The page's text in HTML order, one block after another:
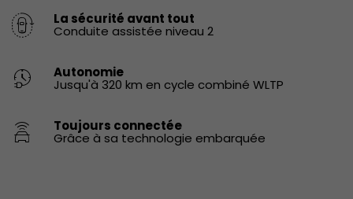
La sécurité avant tout
Conduite assistée niveau 2
Autonomie
Jusqu'à 320 km en cycle combiné WLTP
Toujours connectée
Grâce à sa technologie embarquée